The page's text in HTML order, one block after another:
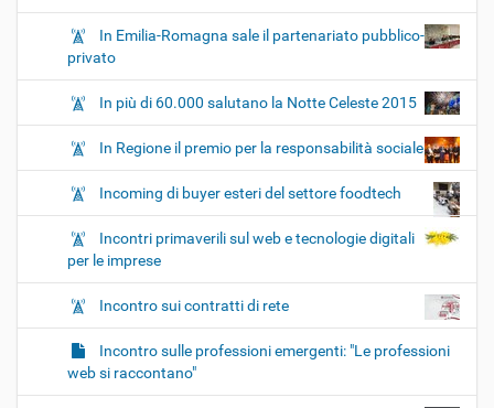
In Emilia-Romagna sale il partenariato pubblico-
privato
In più di 60.000 salutano la Notte Celeste 2015
In Regione il premio per la responsabilità sociale
Incoming di buyer esteri del settore foodtech
Incontri primaverili sul web e tecnologie digitali
per le imprese
Incontro sui contratti di rete
Incontro sulle professioni emergenti: "Le professioni
web si raccontano"